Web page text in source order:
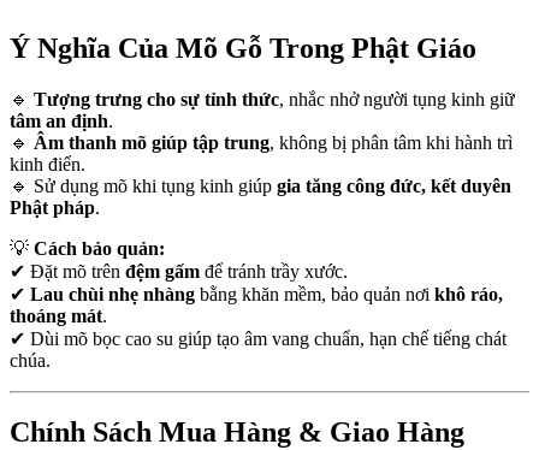
Ý Nghĩa Của Mõ Gỗ Trong Phật Giáo
🔹 Tượng trưng cho sự tỉnh thức, nhắc nhở người tụng kinh giữ
tâm an định.
🔹 Âm thanh mõ giúp tập trung, không bị phân tâm khi hành trì
kinh điển.
🔹 Sử dụng mõ khi tụng kinh giúp gia tăng công đức, kết duyên
Phật pháp.
💡 Cách bảo quản:
✔ Đặt mõ trên đệm gấm để tránh trầy xước.
✔ Lau chùi nhẹ nhàng bằng khăn mềm, bảo quản nơi khô ráo,
thoáng mát.
✔ Dùi mõ bọc cao su giúp tạo âm vang chuẩn, hạn chế tiếng chát
chúa.
Chính Sách Mua Hàng & Giao Hàng